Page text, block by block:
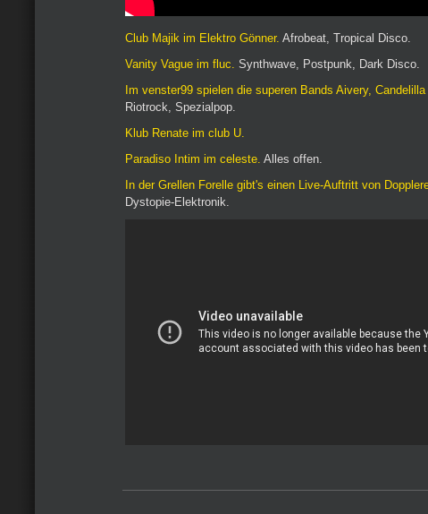
Club Majik im Elektro Gönner. Afrobeat, Tropical Disco.
Vanity Vague im fluc. Synthwave, Postpunk, Dark Disco.
Im venster99 spielen die superen Bands Aivery,
Riotrock, Spezialpop.
Klub Renate im club U.
Paradiso Intim im celeste. Alles offen.
In der Grellen Forelle gibt's einen Live-Auftritt von
Dystopie-Elektronik.